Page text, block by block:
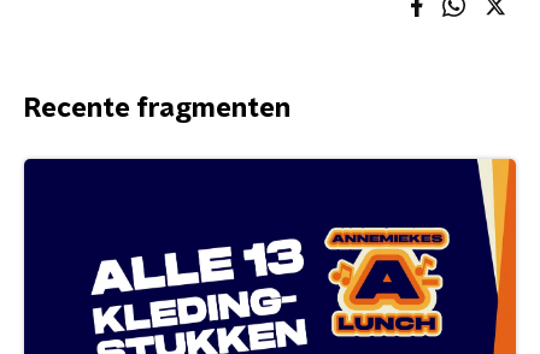
Recente fragmenten